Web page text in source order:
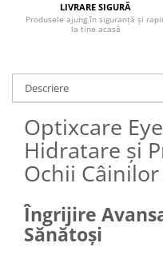
LIVRARE SIGURĂ
Produsele ajung în siguranță și
la tine acasă
Descriere
Optixcare
Hidratare și
Ochii
Îngrijire
Sănătoși